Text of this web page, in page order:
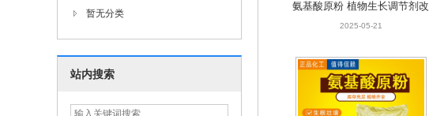
暂无分类
站内搜索
良土壤生根壮苗全水溶氨基酸
原粉
2025-05-21